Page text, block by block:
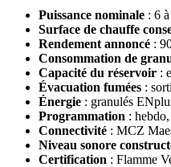
Puissance nominale : 6
Surface de chauffe
Rendement annoncé :
Consommation de
Capacité du réservoir :
Évacuation fumées :
Énergie : granulés
Programmation :
Connectivité : MCZ
Niveau sonore
Certification : Flamme